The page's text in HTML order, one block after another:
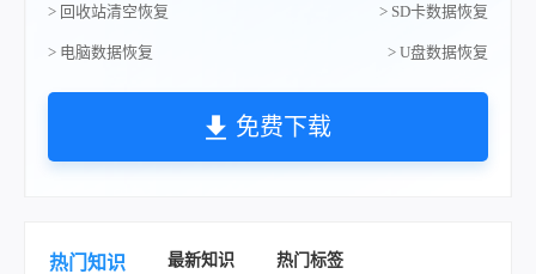
> 回收站清空恢复 > SD卡数据恢复
> 电脑数据恢复 > U盘数据恢复
免费下载
热门知识 最新知识 热门标签